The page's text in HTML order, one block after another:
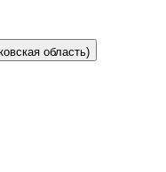
(Московская область)